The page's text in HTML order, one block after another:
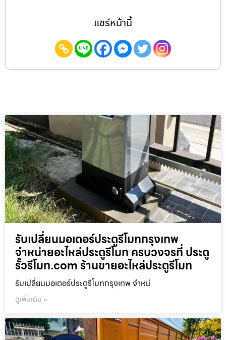
แชร์หน้านี้
รับเปลี่ยนมอเตอร์ประตูรีโมทกรุงเทพ
จำหน่ายอะไหล่ประตูรีโมท ครบวงจรที่ ประตู
รั้วรีโมท.com ร้านขายอะไหล่ประตูรีโมท
รับเปลี่ยนมอเตอร์ประตูรีโมทกรุงเทพ จำหน่
ดูเพิ่มเติม »